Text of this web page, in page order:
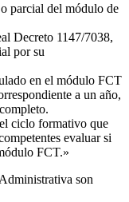
parcial del módulo de
Decreto 1147/7038,
por su
en el módulo FCT
a un año,
ciclo formativo que
evaluar si
FCT.»
son